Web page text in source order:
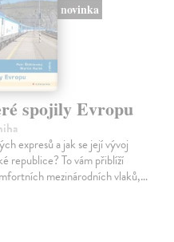
novinka
spojily Evropu
expresů a jak se její vývoj
republice? To vám přiblíží
mezinárodních vlaků,…